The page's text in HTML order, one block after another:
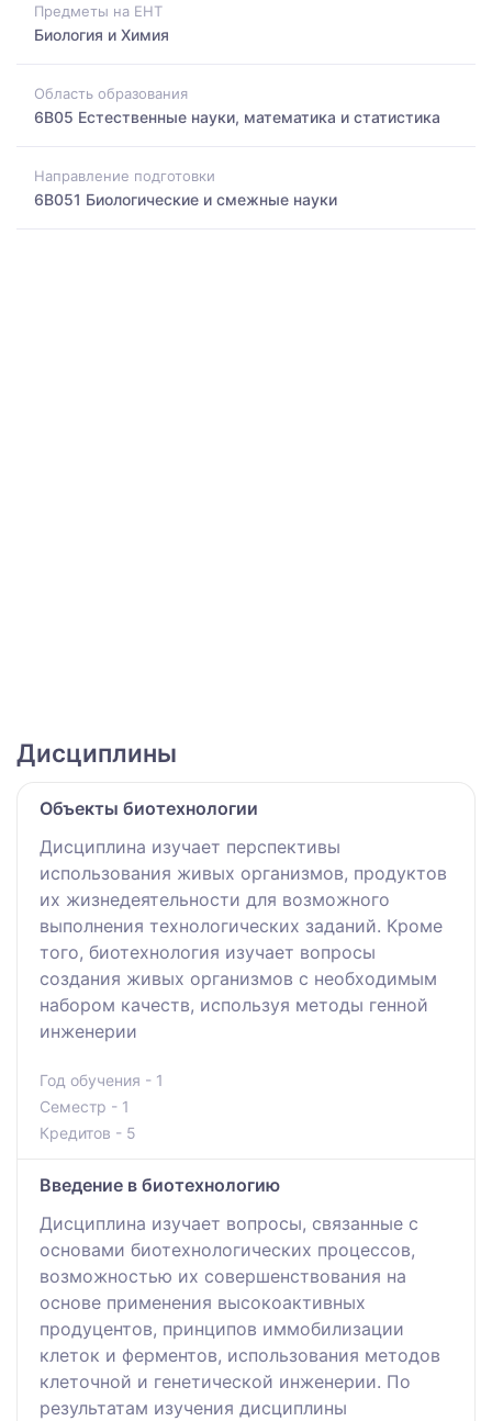
Предметы на ЕНТ
Биология и Химия
Область образования
6B05 Естественные науки, математика и статистика
Направление подготовки
6B051 Биологические и смежные науки
Дисциплины
Объекты биотехнологии
Дисциплина изучает перспективы
использования живых организмов, продуктов
их жизнедеятельности для возможного
выполнения технологических заданий. Кроме
того, биотехнология изучает вопросы
создания живых организмов с необходимым
набором качеств, используя методы генной
инженерии
Год обучения - 1
Семестр - 1
Кредитов - 5
Введение в биотехнологию
Дисциплина изучает вопросы, связанные с
основами биотехнологических процессов,
возможностью их совершенствования на
основе применения высокоактивных
продуцентов, принципов иммобилизации
клеток и ферментов, использования методов
клеточной и генетической инженерии. По
результатам изучения дисциплины